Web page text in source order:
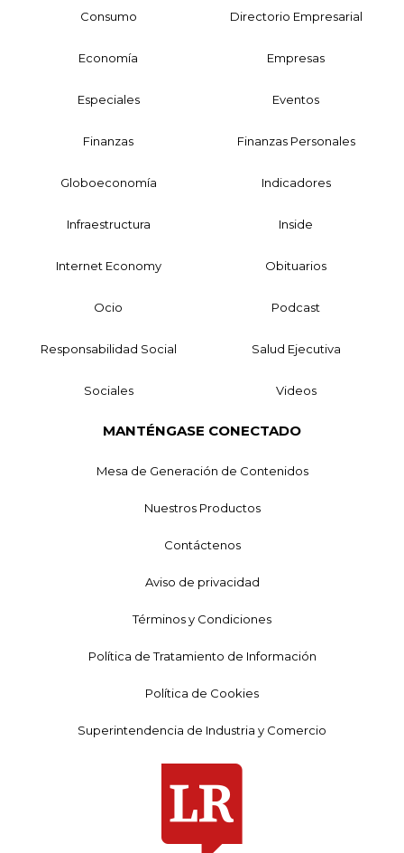
Consumo Directorio Empresarial
Economía Empresas
Especiales Eventos
Finanzas Finanzas Personales
Globoeconomía Indicadores
Infraestructura Inside
Internet Economy Obituarios
Ocio Podcast
Responsabilidad Social Salud Ejecutiva
Sociales Videos
MANTÉNGASE CONECTADO
Mesa de Generación de Contenidos
Nuestros Productos
Contáctenos
Aviso de privacidad
Términos y Condiciones
Política de Tratamiento de Información
Política de Cookies
Superintendencia de Industria y Comercio